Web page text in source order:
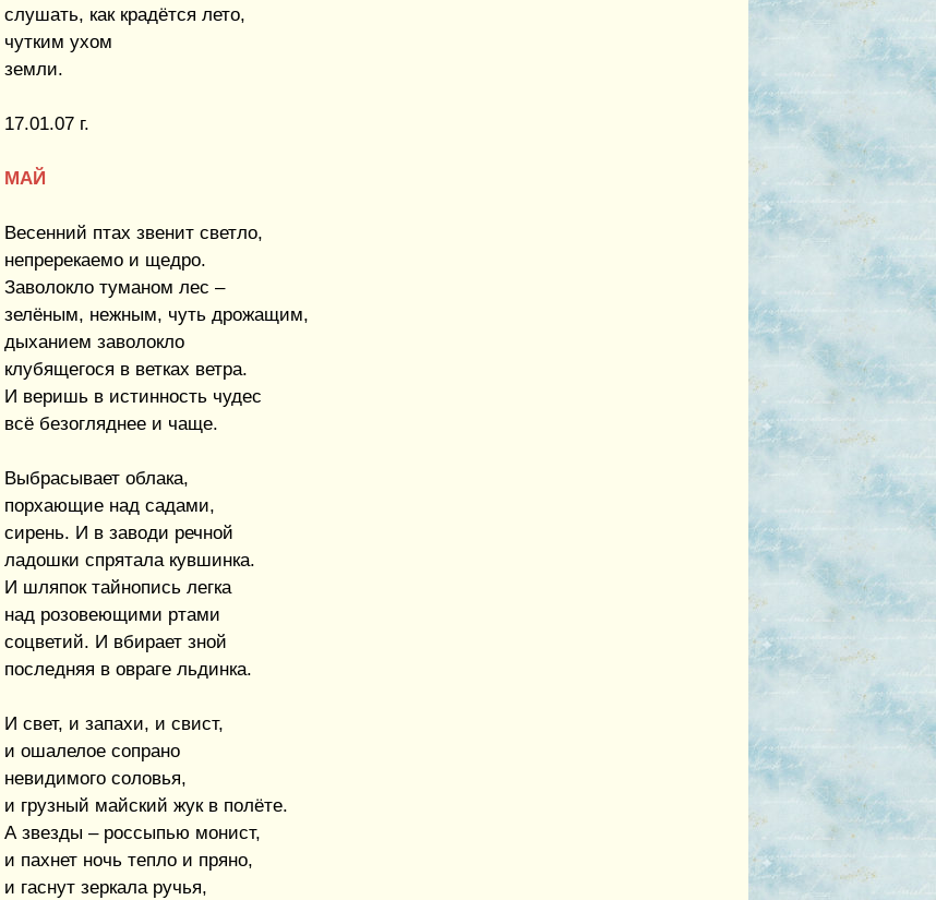
слушать, как крадётся лето,
чутким ухом
земли.
17.01.07 г.
МАЙ
Весенний птах звенит светло,
непререкаемо и щедро.
Заволокло туманом лес –
зелёным, нежным, чуть дрожащим,
дыханием заволокло
клубящегося в ветках ветра.
И веришь в истинность чудес
всё безогляднее и чаще.
Выбрасывает облака,
порхающие над садами,
сирень. И в заводи речной
ладошки спрятала кувшинка.
И шляпок тайнопись легка
над розовеющими ртами
соцветий. И вбирает зной
последняя в овраге льдинка.
И свет, и запахи, и свист,
и ошалелое сопрано
невидимого соловья,
и грузный майский жук в полёте.
А звезды – россыпью монист,
и пахнет ночь тепло и пряно,
и гаснут зеркала ручья,